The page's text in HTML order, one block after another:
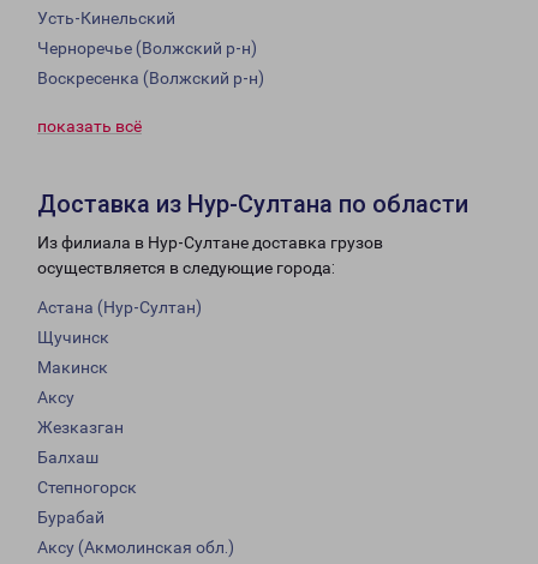
Усть-Кинельский
Черноречье (Волжский р-н)
Воскресенка (Волжский р-н)
показать всё
Доставка из Нур-Султана по области
Из филиала в Нур-Султане доставка грузов
осуществляется в следующие города:
Астана (Нур-Султан)
Щучинск
Макинск
Аксу
Жезказган
Балхаш
Степногорск
Бурабай
Аксу (Акмолинская обл.)